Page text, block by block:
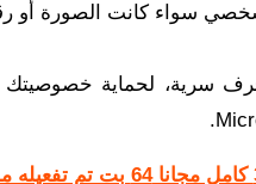
سواء كانت الصورة أو رقم
قوي بإدخال 4 أرقام أو أحرف